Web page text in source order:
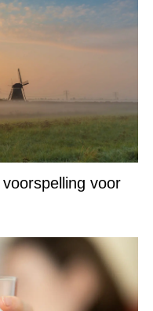
voor